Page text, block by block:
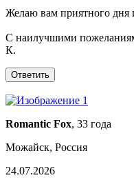
Желаю вам приятного дня
С наилучшими
К.
Romantic Fox, 33 года
Можайск, Россия
24.07.2026